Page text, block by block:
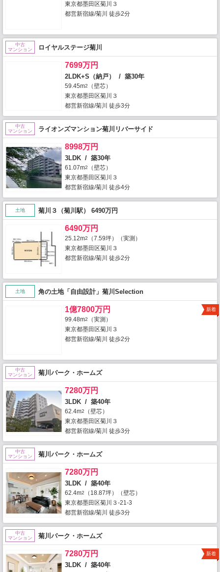
東京都墨田区菊川３
都営新宿線/菊川 徒歩2分
中古
マンション
ロイヤルステージ菊川
7699万円
2LDK+S（納戸） / 築30年
59.45m2
（壁芯）
東京都墨田区菊川３
都営新宿線/菊川 徒歩3分
中古
マンション
ライオンズマンション菊川リバーサイド
8998万円
3LDK / 築30年
61.07m2
（壁芯）
東京都墨田区菊川３
都営新宿線/菊川 徒歩4分
土地 菊川３（菊川駅） 6490万円
6490万円
25.12m2
（7.59坪）（実測）
東京都墨田区菊川３
都営新宿線/菊川 徒歩2分
土地 角の土地「自由設計」菊川Selection
1億7800万円
99.48m2
（実測）
東京都墨田区菊川３
都営新宿線/菊川 徒歩2分
新着
中古
マンション
菊川パーク・ホームズ
7280万円
3LDK / 築40年
62.4m2
（壁芯）
東京都墨田区菊川３
都営新宿線/菊川 徒歩3分
中古
マンション
菊川パーク・ホームズ
7280万円
3LDK / 築40年
62.4m2
（18.87坪）（壁芯）
東京都墨田区菊川３-21-3
都営新宿線/菊川 徒歩3分
中古
マンション
菊川パーク・ホームズ
7280万円
3LDK / 築40年
新着